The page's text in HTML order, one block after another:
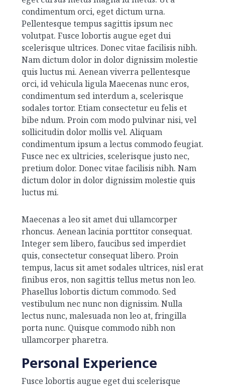
condimentum orci, eget dictum urna.
Pellentesque tempus sagittis ipsum nec
volutpat. Fusce lobortis augue eget dui
scelerisque ultrices. Donec vitae facilisis nibh.
Nam dictum dolor in dolor dignissim molestie
quis luctus mi. Aenean viverra pellentesque
orci, id vehicula ligula Maecenas nunc eros,
condimentum sed interdum a, scelerisque
sodales tortor. Etiam consectetur eu felis et
bibe ndum. Proin com modo pulvinar nisi, vel
sollicitudin dolor mollis vel. Aliquam
condimentum ipsum a lectus commodo feugiat.
Fusce nec ex ultricies, scelerisque justo nec,
pretium dolor. Donec vitae facilisis nibh. Nam
dictum dolor in dolor dignissim molestie quis
luctus mi.
Maecenas a leo sit amet dui ullamcorper
rhoncus. Aenean lacinia porttitor consequat.
Integer sem libero, faucibus sed imperdiet
quis, consectetur consequat libero. Proin
tempus, lacus sit amet sodales ultrices, nisl erat
finibus eros, non sagittis tellus metus non leo.
Phasellus lobortis dictum commodo. Sed
vestibulum nec nunc non dignissim. Nulla
lectus nunc, malesuada non leo at, fringilla
porta nunc. Quisque commodo nibh non
ullamcorper pharetra.
Personal Experience
Fusce lobortis augue eget dui scelerisque